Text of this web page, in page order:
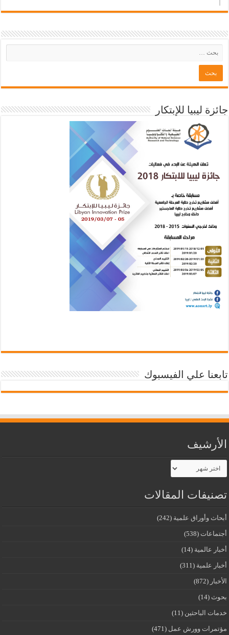
جائزة ليبيا للإبتكار
تابعنا علي الفيسبوك
الأرشيف
الأرشيف
تصنيفات المقالات
أبحاث وأوراق علمية (242)
أجتماعات (538)
أخبار عالمية (14)
أخبار علمية (311)
الأخبار (872)
بحوث (14)
خدمات الباحثين (11)
مؤتمرات وورش عمل (471)